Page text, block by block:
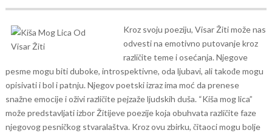
Kroz svoju poeziju, Visar Žiti može nas
odvesti na emotivno putovanje kroz
različite teme i osećanja. Njegove
pesme mogu biti duboke, introspektivne, oda ljubavi, ali takođe mogu
opisivati i bol i patnju. Njegov poetski izraz ima moć da prenese
snažne emocije i oživi različite pejzaže ljudskih duša. “Kiša mog lica”
može predstavljati izbor Žitijeve poezije koja obuhvata različite faze
njegovog pesničkog stvaralaštva. Kroz ovu zbirku, čitaoci mogu bolje